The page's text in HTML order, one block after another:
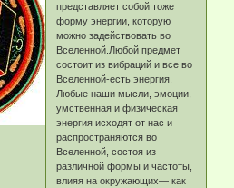
представляет собой тоже
форму энергии, которую
можно задействовать во
Вселенной.Любой предмет
состоит из вибраций и все во
Вселенной-есть энергия.
Любые наши мысли, эмоции,
умственная и физическая
энергия исходят от нас и
распространяются во
Вселенной, состоя из
различной формы и частоты,
влияя на окружающих— как